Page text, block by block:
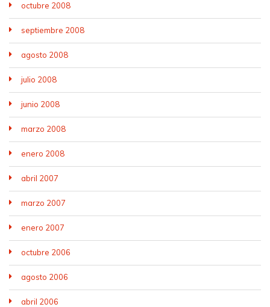
octubre 2008
septiembre 2008
agosto 2008
julio 2008
junio 2008
marzo 2008
enero 2008
abril 2007
marzo 2007
enero 2007
octubre 2006
agosto 2006
abril 2006